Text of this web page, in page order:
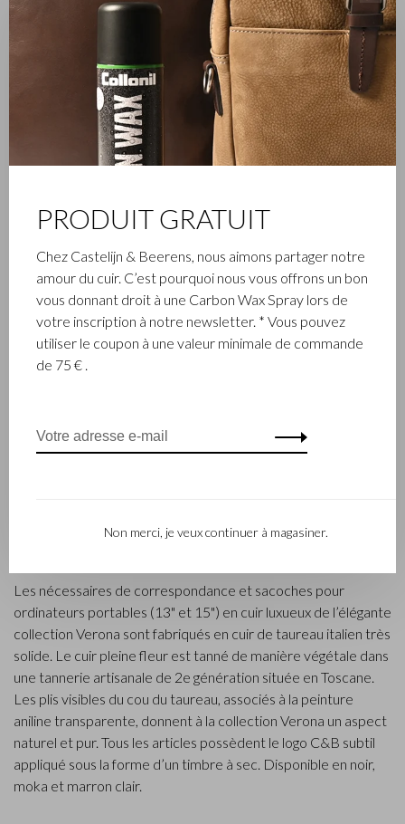
Verona
Sac de voyage RFID | brun
clair
Verona
Serviette ordinateur
portable 15,6” RFID | brun
Verona
clair
€399,00
Trier par:
Les nécessaires de correspondance et sacoches pour
ordinateurs portables (13" et 15") en cuir luxueux de l’élégante
collection Verona sont fabriqués en cuir de taureau italien très
solide. Le cuir pleine fleur est tanné de manière végétale dans
une tannerie artisanale de 2e génération située en Toscane.
Les plis visibles du cou du taureau, associés à la peinture
aniline transparente, donnent à la collection Verona un aspect
naturel et pur. Tous les articles possèdent le logo C&B subtil
appliqué sous la forme d’un timbre à sec. Disponible en noir,
moka et marron clair.
PRODUIT GRATUIT
Chez Castelijn & Beerens, nous aimons partager notre
amour du cuir. C’est pourquoi nous vous offrons un bon
vous donnant droit à une Carbon Wax Spray lors de
votre inscription à notre newsletter. * Vous pouvez
utiliser le coupon à une valeur minimale de commande
de 75 € .
Non merci, je veux continuer à magasiner.